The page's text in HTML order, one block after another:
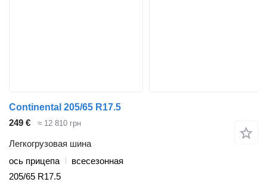
Continental 205/65 R17.5
249 €
≈ 12 810 грн
Легкогрузовая шина
ось прицепа
всесезонная
205/65 R17.5